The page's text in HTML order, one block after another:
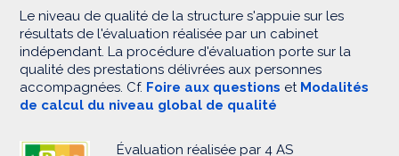
Le niveau de qualité de la structure s'appuie sur les
résultats de l'évaluation réalisée par un cabinet
indépendant. La procédure d'évaluation porte sur la
qualité des prestations délivrées aux personnes
accompagnées. Cf. Foire aux questions et Modalités
de calcul du niveau global de qualité
Évaluation réalisée par 4 AS